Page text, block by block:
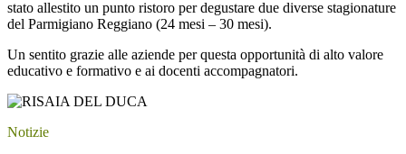
stato allestito un punto ristoro per degustare due diverse stagionature
del Parmigiano Reggiano (24 mesi – 30 mesi).
Un sentito grazie alle aziende per questa opportunità di alto valore
educativo e formativo e ai docenti accompagnatori.
Notizie